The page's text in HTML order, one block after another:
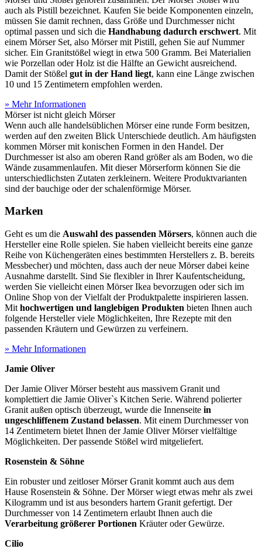
auch als Pistill bezeichnet. Kaufen Sie beide Komponenten einzeln,
müssen Sie damit rechnen, dass Größe und Durchmesser nicht
optimal passen und sich die Handhabung dadurch erschwert. Mit
einem Mörser Set, also Mörser mit Pistill, gehen Sie auf Nummer
sicher. Ein Granitstößel wiegt in etwa 500 Gramm. Bei Materialien
wie Porzellan oder Holz ist die Hälfte an Gewicht ausreichend.
Damit der Stößel gut in der Hand liegt, kann eine Länge zwischen
10 und 15 Zentimetern empfohlen werden.
» Mehr Informationen
Mörser ist nicht gleich Mörser
Wenn auch alle handelsüblichen Mörser eine runde Form besitzen,
werden auf den zweiten Blick Unterschiede deutlich. Am häufigsten
kommen Mörser mit konischen Formen in den Handel. Der
Durchmesser ist also am oberen Rand größer als am Boden, wo die
Wände zusammenlaufen. Mit dieser Mörserform können Sie die
unterschiedlichsten Zutaten zerkleinern. Weitere Produktvarianten
sind der bauchige oder der schalenförmige Mörser.
Marken
Geht es um die Auswahl des passenden Mörsers, können auch die
Hersteller eine Rolle spielen. Sie haben vielleicht bereits eine ganze
Reihe von Küchengeräten eines bestimmten Herstellers z. B. bereits
Messbecher) und möchten, dass auch der neue Mörser dabei keine
Ausnahme darstellt. Sind Sie flexibler in Ihrer Kaufentscheidung,
werden Sie vielleicht einen Mörser Ikea bevorzugen oder sich im
Online Shop von der Vielfalt der Produktpalette inspirieren lassen.
Mit hochwertigen und langlebigen Produkten bieten Ihnen auch
folgende Hersteller viele Möglichkeiten, Ihre Rezepte mit den
passenden Kräutern und Gewürzen zu verfeinern.
» Mehr Informationen
Jamie Oliver
Der Jamie Oliver Mörser besteht aus massivem Granit und
komplettiert die Jamie Oliver`s Kitchen Serie. Während polierter
Granit außen optisch überzeugt, wurde die Innenseite in
ungeschliffenem Zustand belassen. Mit einem Durchmesser von
14 Zentimetern bietet Ihnen der Jamie Oliver Mörser vielfältige
Möglichkeiten. Der passende Stößel wird mitgeliefert.
Rosenstein & Söhne
Ein robuster und zeitloser Mörser Granit kommt auch aus dem
Hause Rosenstein & Söhne. Der Mörser wiegt etwas mehr als zwei
Kilogramm und ist aus besonders hartem Granit gefertigt. Der
Durchmesser von 14 Zentimetern erlaubt Ihnen auch die
Verarbeitung größerer Portionen Kräuter oder Gewürze.
Cilio